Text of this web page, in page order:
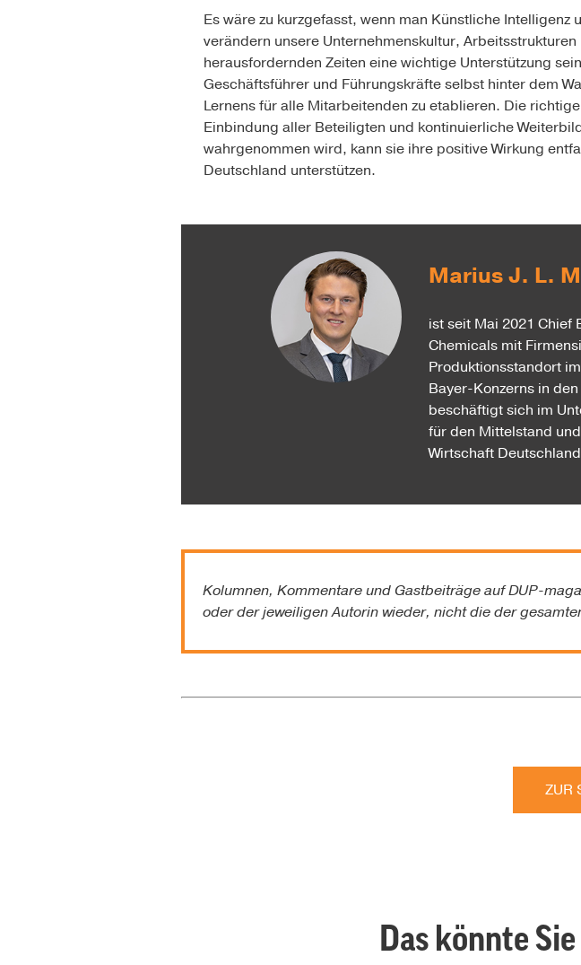
Es wäre zu kurzgefasst, wenn man Künstliche
verändern unsere Unternehmenskultur,
herausfordernden Zeiten eine wichtige Unterstützung
Geschäftsführer und Führungskräfte selbst hinter dem
Lernens für alle Mitarbeitenden zu etablieren. Die
Einbindung aller Beteiligten und kontinuierliche
wahrgenommen wird, kann sie ihre positive Wirkung
Deutschland unterstützen.
Marius J. L.
ist seit Mai 2021 Chief
Chemicals mit
Produktionsstandort
Bayer-Konzerns in
beschäftigt sich im
für den Mittelstand
Wirtschaft Deutschland
Kolumnen, Kommentare und Gastbeiträge aufDUP-
oder der jeweiligen Autorin wieder, nicht die der
ZUR
Das könnte